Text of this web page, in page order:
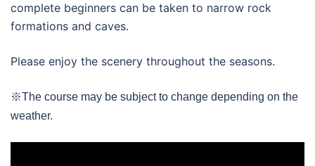
complete beginners can be taken to narrow rock
formations and caves.
Please enjoy the scenery throughout the seasons.
※The course may be subject to change depending on the
weather.